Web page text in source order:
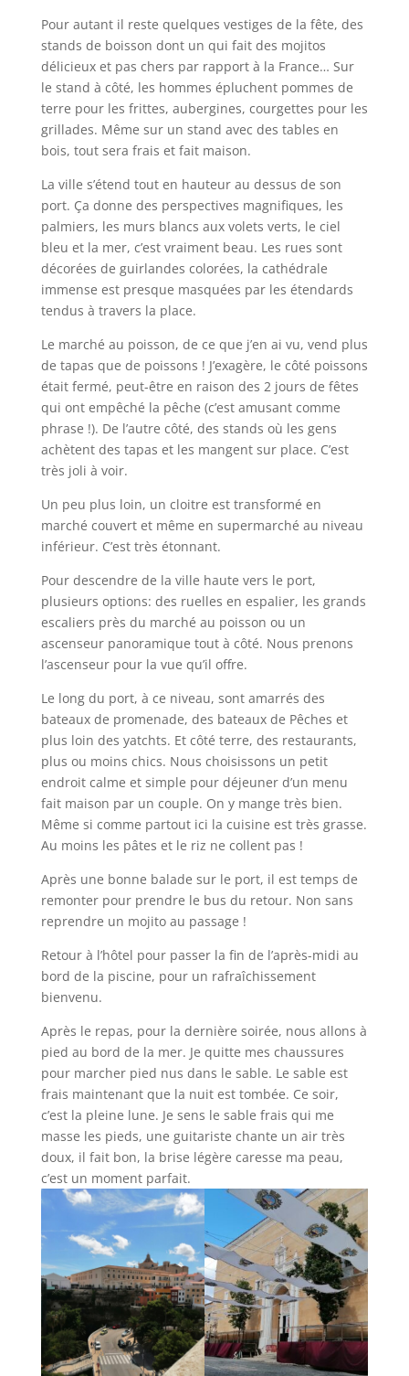
Pour autant il reste quelques vestiges de la fête, des
stands de boisson dont un qui fait des mojitos
délicieux et pas chers par rapport à la France… Sur
le stand à côté, les hommes épluchent pommes de
terre pour les frittes, aubergines, courgettes pour les
grillades. Même sur un stand avec des tables en
bois, tout sera frais et fait maison.
La ville s’étend tout en hauteur au dessus de son
port. Ça donne des perspectives magnifiques, les
palmiers, les murs blancs aux volets verts, le ciel
bleu et la mer, c’est vraiment beau. Les rues sont
décorées de guirlandes colorées, la cathédrale
immense est presque masquées par les étendards
tendus à travers la place.
Le marché au poisson, de ce que j’en ai vu, vend plus
de tapas que de poissons ! J’exagère, le côté poissons
était fermé, peut-être en raison des 2 jours de fêtes
qui ont empêché la pêche (c’est amusant comme
phrase !). De l’autre côté, des stands où les gens
achètent des tapas et les mangent sur place. C’est
très joli à voir.
Un peu plus loin, un cloitre est transformé en
marché couvert et même en supermarché au niveau
inférieur. C’est très étonnant.
Pour descendre de la ville haute vers le port,
plusieurs options: des ruelles en espalier, les grands
escaliers près du marché au poisson ou un
ascenseur panoramique tout à côté. Nous prenons
l’ascenseur pour la vue qu’il offre.
Le long du port, à ce niveau, sont amarrés des
bateaux de promenade, des bateaux de Pêches et
plus loin des yatchts. Et côté terre, des restaurants,
plus ou moins chics. Nous choisissons un petit
endroit calme et simple pour déjeuner d’un menu
fait maison par un couple. On y mange très bien.
Même si comme partout ici la cuisine est très grasse.
Au moins les pâtes et le riz ne collent pas !
Après une bonne balade sur le port, il est temps de
remonter pour prendre le bus du retour. Non sans
reprendre un mojito au passage !
Retour à l’hôtel pour passer la fin de l’après-midi au
bord de la piscine, pour un rafraîchissement
bienvenu.
Après le repas, pour la dernière soirée, nous allons à
pied au bord de la mer. Je quitte mes chaussures
pour marcher pied nus dans le sable. Le sable est
frais maintenant que la nuit est tombée. Ce soir,
c’est la pleine lune. Je sens le sable frais qui me
masse les pieds, une guitariste chante un air très
doux, il fait bon, la brise légère caresse ma peau,
c’est un moment parfait.